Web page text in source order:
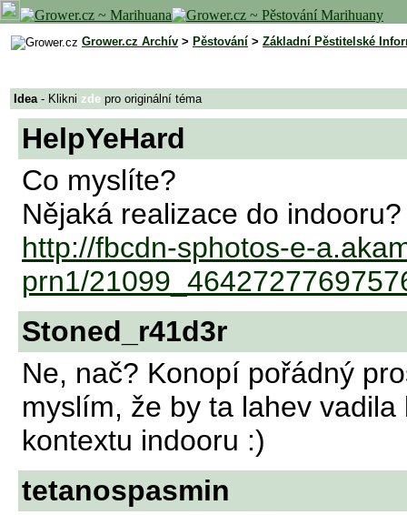
Grower.cz Archív > Pěstování > Základní Pěstitelské
Idea- Klikni zde pro originální téma
HelpYeHard
Co myslíte?
Nějaká realizace do indooru?
http://fbcdn-sphotos-e-
prn1/
Stoned_r41d3r
Ne, nač? Konopí pořádný
myslím, že by ta lahev
kontextu indooru :)
tetanospasmin